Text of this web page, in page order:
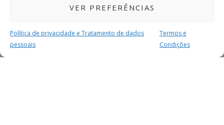
VER PREFERÊNCIAS
Política de privacidade e Tratamento de dados
pessoais
Termos e
Condições